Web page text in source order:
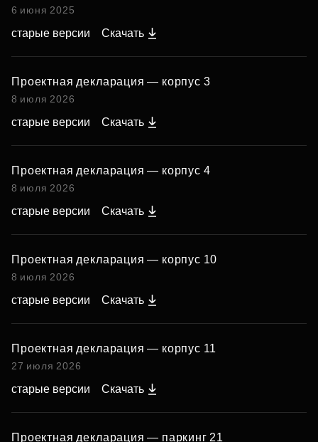
6 июня 2025
старые версии Скачать
Проектная декларация — корпус 3
8 июля 2026
старые версии Скачать
Проектная декларация — корпус 4
8 июля 2026
старые версии Скачать
Проектная декларация — корпус 10
8 июля 2026
старые версии Скачать
Проектная декларация — корпус 11
27 июля 2026
старые версии Скачать
Проектная декларация — паркинг 21